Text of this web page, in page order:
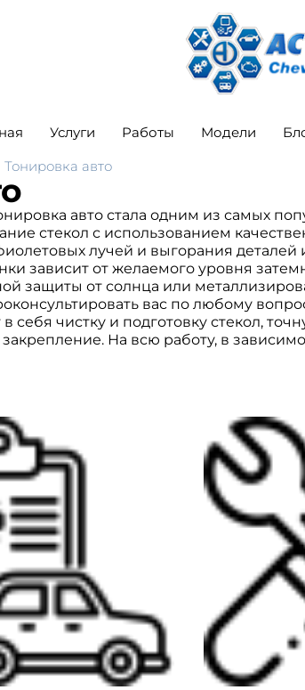
Услуги Работы Модели
Тонировка авто
авто стала одним из самых
стекол с использованием
лучей и выгорания деталей
зависит от желаемого уровня
защиты от солнца или
вас по любому
чистку и подготовку стекол,
На всю работу, в